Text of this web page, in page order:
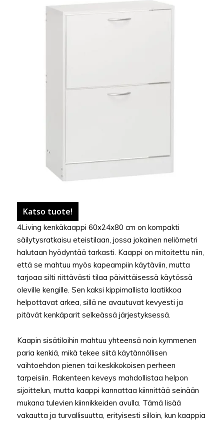
Katso tuote!
4Living kenkäkaappi 60x24x80 cm on kompakti
säilytysratkaisu eteistilaan, jossa jokainen neliömetri
halutaan hyödyntää tarkasti. Kaappi on mitoitettu niin,
että se mahtuu myös kapeampiin käytäviin, mutta
tarjoaa silti riittävästi tilaa päivittäisessä käytössä
oleville kengille. Sen kaksi kippimallista laatikkoa
helpottavat arkea, sillä ne avautuvat kevyesti ja
pitävät kenkäparit selkeässä järjestyksessä.
Kaapin sisätiloihin mahtuu yhteensä noin kymmenen
paria kenkiä, mikä tekee siitä käytännöllisen
vaihtoehdon pienen tai keskikokoisen perheen
tarpeisiin. Rakenteen keveys mahdollistaa helpon
sijoittelun, mutta kaappi kannattaa kiinnittää seinään
mukana tulevien kiinnikkeiden avulla. Tämä lisää
vakautta ja turvallisuutta, erityisesti silloin, kun kaappia